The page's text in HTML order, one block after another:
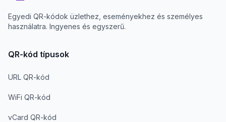
Egyedi QR-kódok üzlethez, eseményekhez és személyes
használatra. Ingyenes és egyszerű.
QR-kód típusok
URL QR-kód
WiFi QR-kód
vCard QR-kód